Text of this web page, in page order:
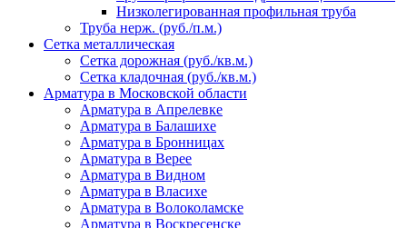
Низколегированная профильная труба
Труба нерж. (руб./п.м.)
Сетка металлическая
Сетка дорожная (руб./кв.м.)
Сетка кладочная (руб./кв.м.)
Арматура в Московской области
Арматура в Апрелевке
Арматура в Балашихе
Арматура в Бронницах
Арматура в Верее
Арматура в Видном
Арматура в Власихе
Арматура в Волоколамске
Арматура в Воскресенске